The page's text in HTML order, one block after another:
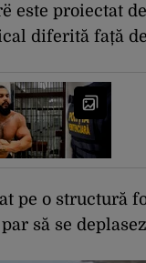
este proiectat
diferită față
pe o structură
să se